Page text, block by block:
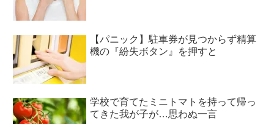
【パニック】駐車券が見つからず精算
機の『紛失ボタン』を押すと
学校で育てたミニトマトを持って帰っ
てきた我が子が…思わぬ一言